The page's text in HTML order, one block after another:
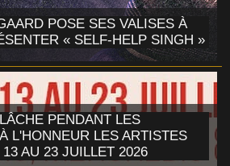
POSE SES VALISES À
« SELF-HELP SINGH »
PENDANT LES
L'HONNEUR LES ARTISTES
AU 23 JUILLET 2026